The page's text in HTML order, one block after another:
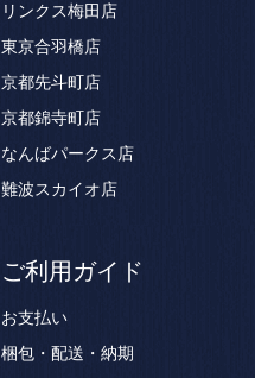
リンクス梅田店
東京合羽橋店
京都先斗町店
京都錦寺町店
なんばパークス店
難波スカイオ店
ご利用ガイド
お支払い
梱包・配送・納期